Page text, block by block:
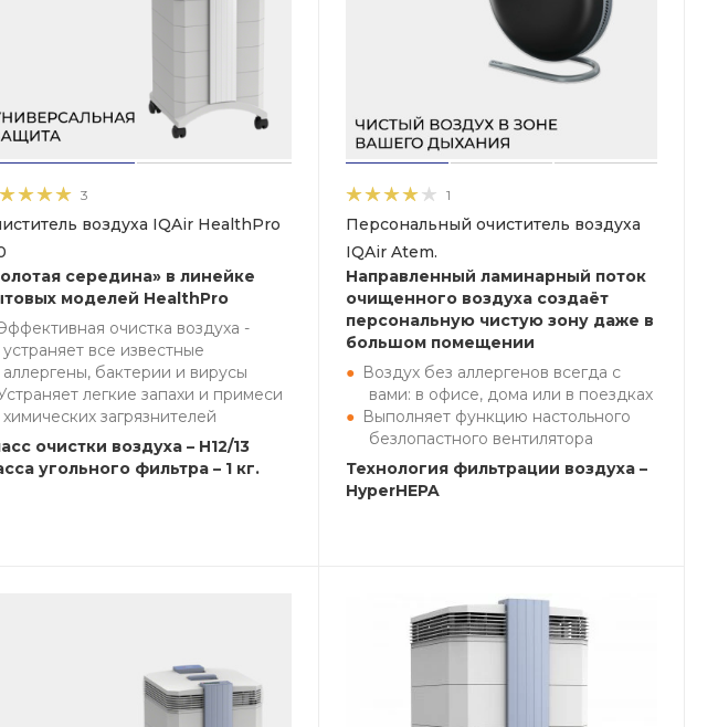
3
воздуха IQAir HealthPro
середина» в линейке
моделей HealthPro
очистка воздуха -
устраняет все известные
аллергены, бактерии и вирусы
легкие запахи и примеси
химических загрязнителей
очистки воздуха – H12/13
угольного фильтра – 1 кг.
1
Персональный очиститель воздуха
IQAir Atem.
Направленный ламинарный поток
очищенного воздуха создаёт
персональную чистую зону даже в
большом помещении
Воздух без аллергенов всегда с
вами: в офисе, дома или в поездках
Выполняет функцию настольного
безлопастного вентилятора
Технология фильтрации воздуха –
HyperHEPA